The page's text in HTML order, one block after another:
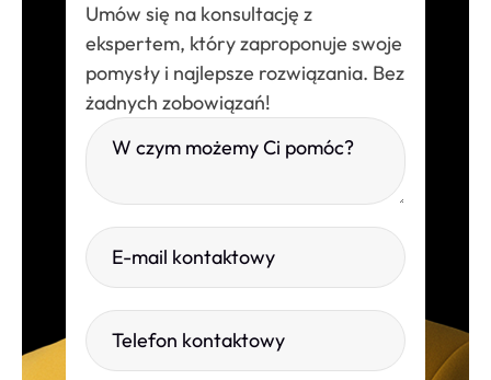
Umów się na konsultację z
ekspertem, który zaproponuje swoje
pomysły i najlepsze rozwiązania. Bez
żadnych zobowiązań!
Please leave this field empty.
W czym możemy Ci pomóc?
E-mail kontaktowy
Telefon kontaktowy